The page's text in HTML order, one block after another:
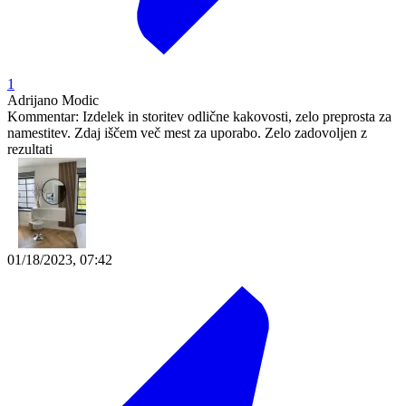
1
Adrijano Modic
Kommentar: Izdelek in storitev odlične kakovosti, zelo preprosta za
namestitev. Zdaj iščem več mest za uporabo. Zelo zadovoljen z
rezultati
01/18/2023, 07:42